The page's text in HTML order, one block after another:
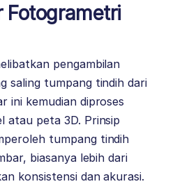
Fotogrametri
pengambilan
saling tumpang tindih dari
ini kemudian diproses
atau peta 3D. Prinsip
tumpang tindih
biasanya lebih dari
konsistensi dan akurasi.